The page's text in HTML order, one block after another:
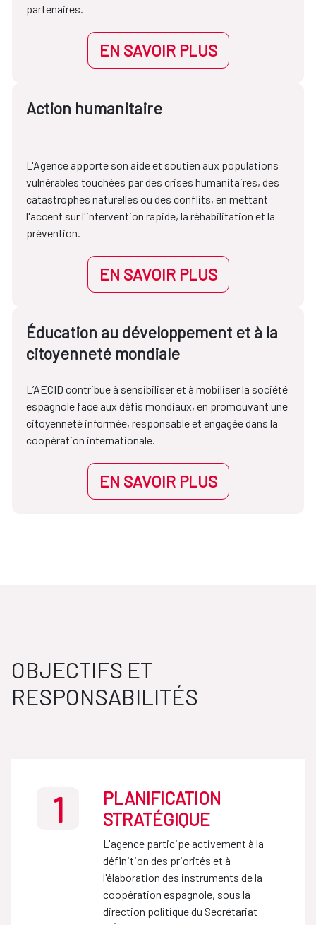
partenaires.
EN SAVOIR PLUS
Action humanitaire
L'Agence apporte son aide et soutien aux populations
vulnérables touchées par des crises humanitaires, des
catastrophes naturelles ou des conflits, en mettant
l'accent sur l'intervention rapide, la réhabilitation et la
prévention.
EN SAVOIR PLUS
Éducation au développement et à la
citoyenneté mondiale
L’AECID contribue à sensibiliser et à mobiliser la société
espagnole face aux défis mondiaux, en promouvant une
citoyenneté informée, responsable et engagée dans la
coopération internationale.
EN SAVOIR PLUS
OBJECTIFS ET
RESPONSABILITÉS
1
PLANIFICATION
STRATÉGIQUE
L'agence participe activement à la
définition des priorités et à
l'élaboration des instruments de la
coopération espagnole, sous la
direction politique du Secrétariat